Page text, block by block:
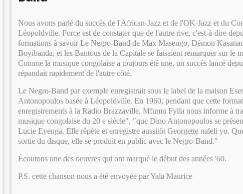
Nous avons parlé du succès de l'African-Jazz et de l'OK-Jazz et du
Léopoldville. Force est de constater que de l'autre rive, c'est-à-dire
formations à savoir Le Negro-Band de Max Masengo, Démon
Boyibanda, et les Bantous de la Capitale se faisaient remarquer sur le
Comme la musique congolaise a toujours été une, un succès lancé
répandait rapidement de l'autre côté.
Le Negro-Band par exemple enregistrait sous le label de la maison
Antonopoulos basée à Léopoldville. En 1960, pendant que cette
enregistrements à la Radio Brazzaville, Mfumu Fylla nous informe à
musique congolaise du 20 e siècle", "que Dino Antonopoulos se
Lucie Eyenga. Elle répète et enregistre aussitôt Georgette naleli yo.
sortie du disque, elle se produit en public avec le Negro-Band."
Écoutons une des oeuvres qui ont marqué le début des années '60.
P.S. cette chanson nous a été envoyée par Yala Maurice